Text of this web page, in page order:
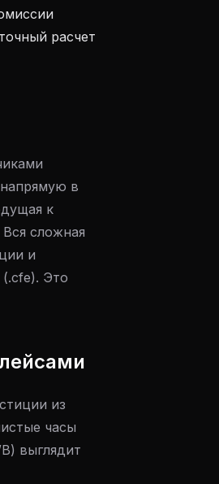
расчет
в
к
сложная
и
Это
из
часы
выглядит